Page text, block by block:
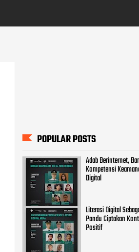
POPULAR POSTS
Adab Berinternet,
Kompetensi
Digital
Literasi Digital
Pandu Ciptakan
Positif